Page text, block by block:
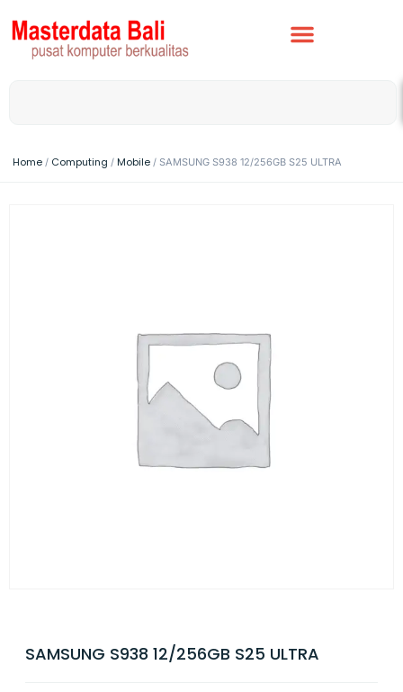
Home / Computing / Mobile / SAMSUNG S938 12/256GB S25 ULTRA
SAMSUNG S938 12/256GB S25 ULTRA